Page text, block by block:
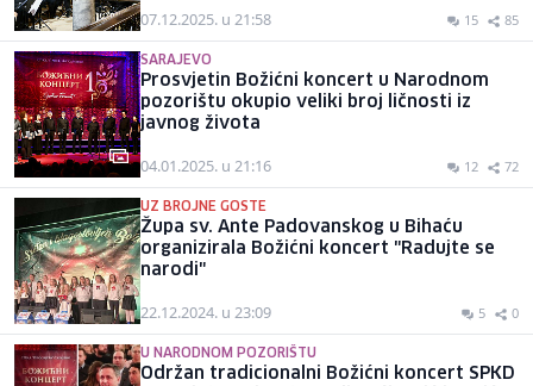
07.12.2025. u 21:58 15 85
SARAJEVO
Prosvjetin Božićni koncert u Narodnom
pozorištu okupio veliki broj ličnosti iz
javnog života
04.01.2025. u 21:16 12 72
UZ BROJNE GOSTE
Župa sv. Ante Padovanskog u Bihaću
organizirala Božićni koncert "Radujte se
narodi"
22.12.2024. u 23:09 5 0
U NARODNOM POZORIŠTU
Održan tradicionalni Božićni koncert SPKD